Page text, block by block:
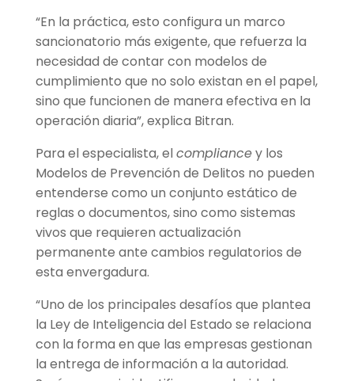
“En la práctica, esto configura un marco
sancionatorio más exigente, que refuerza la
necesidad de contar con modelos de
cumplimiento que no solo existan en el papel,
sino que funcionen de manera efectiva en la
operación diaria”, explica Bitran.
Para el especialista, elcompliancey los
Modelos de Prevención de Delitos no pueden
entenderse como un conjunto estático de
reglas o documentos, sino como sistemas
vivos que requieren actualización
permanente ante cambios regulatorios de
esta envergadura.
“Uno de los principales desafíos que plantea
la Ley de Inteligencia del Estado se relaciona
con la forma en que las empresas gestionan
la entrega de información a la autoridad.